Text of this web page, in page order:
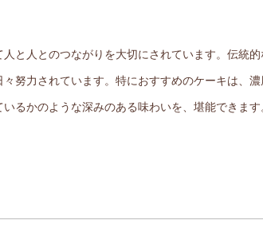
と人とのつながりを大切にされています。伝統
努力されています。特におすすめのケーキは、
るかのような深みのある味わいを、堪能できま